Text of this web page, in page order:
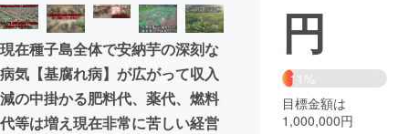
まちづくり・地域活性化
CAMPFIRE for Social Good
CAMPFIRE Creation
CAMPFIREふるさと納税machi-ya コミュニティ
現在種子島全体で安納芋の深刻な
病気【基腐れ病】が広がって収入
減の中掛かる肥料代、薬代、燃料
代等は増え現在非常に苦しい経営
円
11%
目標金額は
1,000,000円